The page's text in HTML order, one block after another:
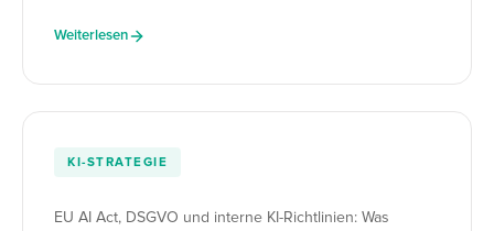
Weiterlesen
KI-STRATEGIE
EU AI Act, DSGVO und interne KI-Richtlinien: Was